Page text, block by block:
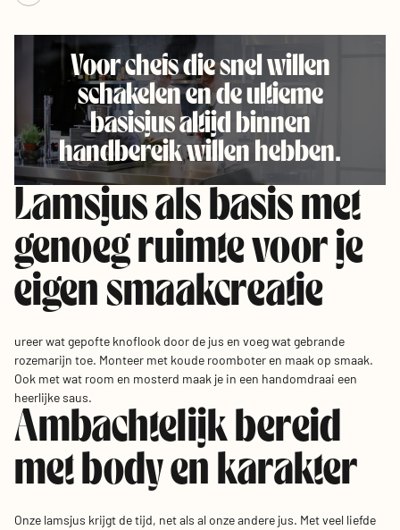
Voor chefs die snel willen
schakelen en de ultieme
basisjus altijd binnen
handbereik willen hebben.
Lamsjus als basis met
genoeg ruimte voor je
eigen smaakcreatie
ureer wat gepofte knoflook door de jus en voeg wat gebrande
rozemarijn toe. Monteer met koude roomboter en maak op smaak.
Ook met wat room en mosterd maak je in een handomdraai een
heerlijke saus.
Ambachtelijk bereid
met body en karakter
Onze lamsjus krijgt de tijd, net als al onze andere jus. Met veel liefde